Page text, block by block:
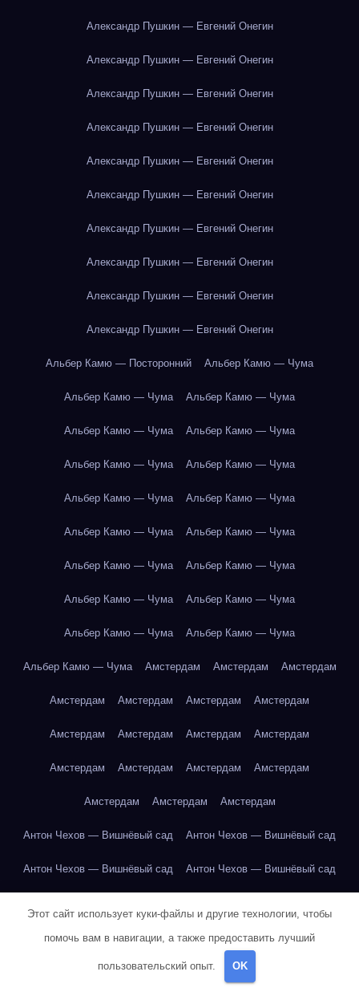
Александр Пушкин — Евгений Онегин
Александр Пушкин — Евгений Онегин
Александр Пушкин — Евгений Онегин
Александр Пушкин — Евгений Онегин
Александр Пушкин — Евгений Онегин
Александр Пушкин — Евгений Онегин
Александр Пушкин — Евгений Онегин
Александр Пушкин — Евгений Онегин
Александр Пушкин — Евгений Онегин
Александр Пушкин — Евгений Онегин
Альбер Камю — Посторонний Альбер Камю — Чума
Альбер Камю — Чума Альбер Камю — Чума
Альбер Камю — Чума Альбер Камю — Чума
Альбер Камю — Чума Альбер Камю — Чума
Альбер Камю — Чума Альбер Камю — Чума
Альбер Камю — Чума Альбер Камю — Чума
Альбер Камю — Чума Альбер Камю — Чума
Альбер Камю — Чума Альбер Камю — Чума
Альбер Камю — Чума Альбер Камю — Чума
Альбер Камю — Чума Амстердам Амстердам Амстердам
Амстердам Амстердам Амстердам Амстердам
Амстердам Амстердам Амстердам Амстердам
Амстердам Амстердам Амстердам Амстердам
Амстердам Амстердам Амстердам
Антон Чехов — Вишнёвый сад Антон Чехов — Вишнёвый сад
Антон Чехов — Вишнёвый сад Антон Чехов — Вишнёвый сад
Антон Чехов — Вишнёвый сад Антон Чехов — Вишнёвый сад
Антон Чехов — Вишнёвый сад Антон Чехов — Вишнёвый сад
Этот сайт использует куки-файлы и другие технологии, чтобы
помочь вам в навигации, а также предоставить лучший
пользовательский опыт. OK